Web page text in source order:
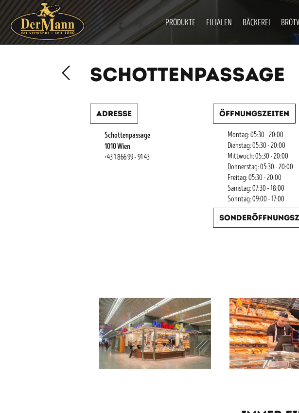
PRODUKTE FILIALEN BÄCKEREI
SCHOTTENPASSAGE
Adresse
Schottenpassage
1010 Wien
+43 1 866 99 - 91 43
Öffnungszeiten
Montag: 05:30 - 20:00
Dienstag: 05:30 - 20:00
Mittwoch: 05:30 - 20:00
Donnerstag: 05:30 - 20:00
Freitag: 05:30 - 20:00
Samstag: 07:30 - 18:00
Sonntag: 09:00 - 17:00